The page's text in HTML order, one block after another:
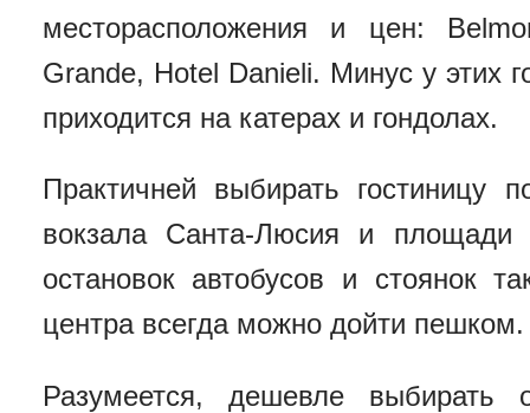
месторасположения и цен:
Grande, Hotel Danieli. Минус у этих
приходится на катерах и гондолах.
Практичней выбирать гостиницу
вокзала Санта-Люсия и площади
остановок автобусов и стоянок
центра всегда можно дойти пешком.
Разумеется, дешевле выбирать